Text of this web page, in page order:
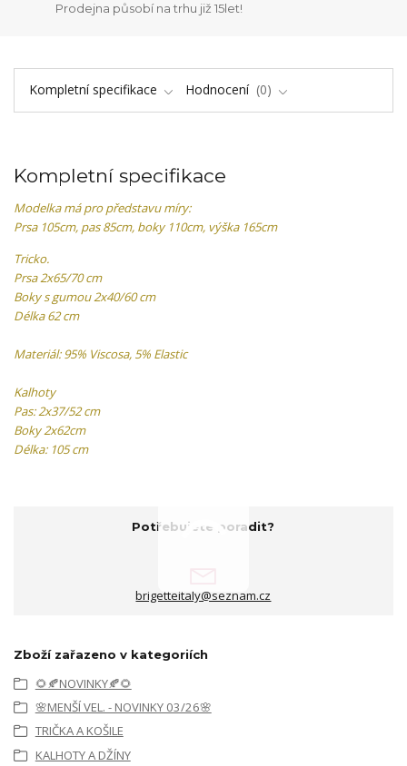
Prodejna působí na trhu již 15let!
Kompletní specifikace Hodnocení 0
Kompletní specifikace
Modelka má pro představu míry:
Prsa 105cm, pas 85cm, boky 110cm, výška 165cm
Tricko.
Prsa 2x65/70 cm
Boky s gumou 2x40/60 cm
Délka 62 cm
Materiál: 95% Viscosa, 5% Elastic
Kalhoty
Pas: 2x37/52 cm
Boky 2x62cm
Délka: 105 cm
Potřebujete poradit?
brigetteitaly@seznam.cz
Zboží zařazeno v kategoriích
🌻🍂NOVINKY🍂🌻
🌸MENŠÍ VEL. - NOVINKY 03/26🌸
TRIČKA A KOŠILE
KALHOTY A DŽÍNY